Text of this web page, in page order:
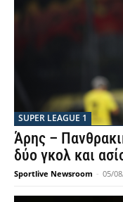
SUPER LEAGUE 1
Άρης –
δύο γκολ και
Sportlive Newsroom - 05/